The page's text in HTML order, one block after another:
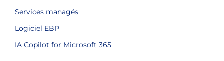
Services managés
Logiciel EBP
IA Copilot for Microsoft 365